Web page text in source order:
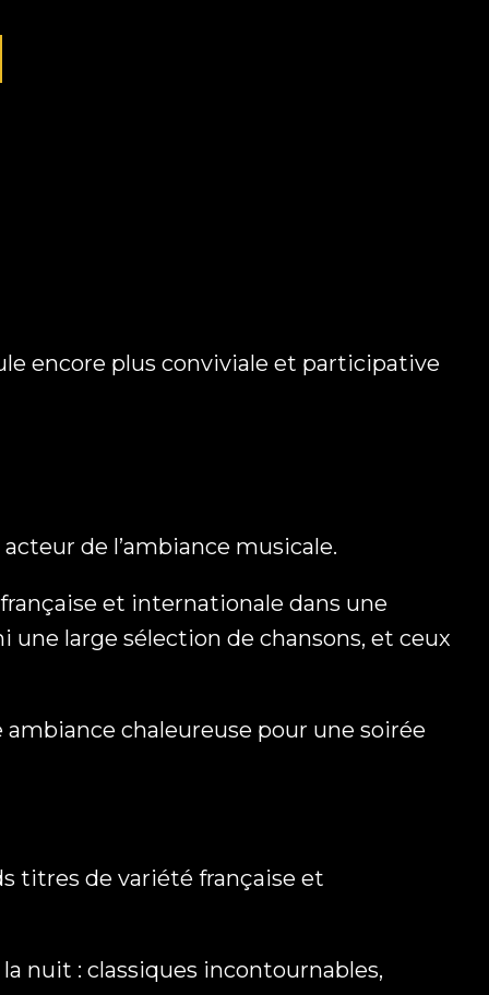
encore plus conviviale et participative
de l’ambiance musicale.
et internationale dans une
large sélection de chansons, et ceux
chaleureuse pour une soirée
titres de variété française et
nuit : classiques incontournables,